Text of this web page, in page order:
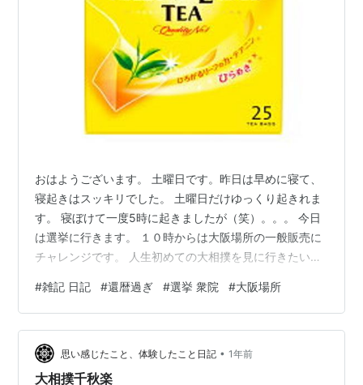
おはようございます。 土曜日です。昨日は早めに寝て、
寝起きはスッキリでした。 土曜日だけゆっくり起きれま
す。 寝ぼけて一度5時に起きましたが（笑）。。。 今日
は選挙に行きます。 １０時からは大阪場所の一般販売に
チャレンジです。 人生初めての大相撲を見に行きたいと
てほしいですね。 明日は選挙特番で、大河ドラマが有り
ません。 残念です。 リプトン 紅茶イエローラベルティ
ー 25バッグ 紅茶 ティーバッグ お茶価格：375円（税
込、送料別) (2026/2/7時点) 楽天で購入 食後にまったり
と。。。 メルカリ SOMPOで乗ーる（そんぽでのーる…
#雑記 日記 #還暦過ぎ #選挙 衆院 #大阪場所
思い感じたこと、体験したこと日記 • 1年前
大相撲千秋楽